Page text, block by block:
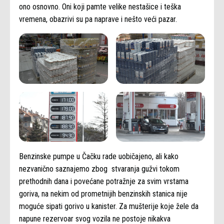
ono osnovno. Oni koji pamte velike nestašice i teška
vremena, obazrivi su pa naprave i nešto veći pazar.
Benzinske pumpe u Čačku rade uobičajeno, ali kako
nezvanično saznajemo zbog stvaranja gužvi tokom
prethodnih dana i povećane potražnje za svim vrstama
goriva, na nekim od prometnijih benzinskih stanica nije
moguće sipati gorivo u kanister. Za mušterije koje žele da
napune rezervoar svog vozila ne postoje nikakva